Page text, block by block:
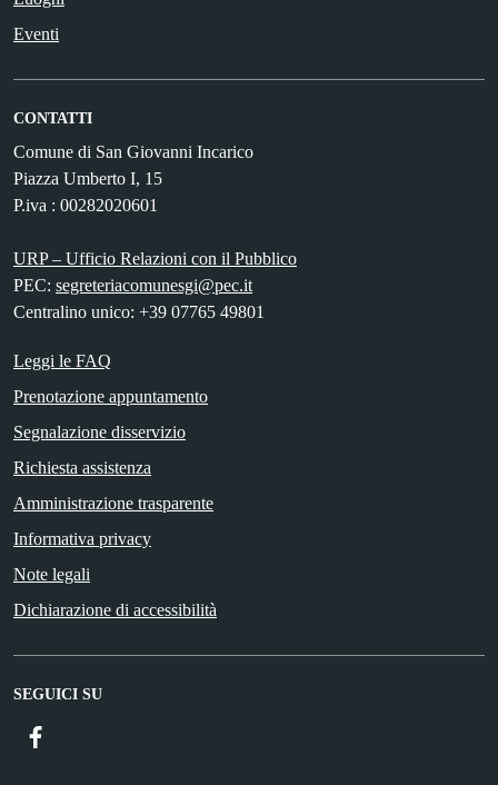
Eventi
CONTATTI
Comune di San Giovanni Incarico
Piazza Umberto I, 15
P.iva : 00282020601
URP – Ufficio Relazioni con il Pubblico
PEC: segreteriacomunesgi@pec.it
Centralino unico: +39 07765 49801
Leggi le FAQ
Prenotazione appuntamento
Segnalazione disservizio
Richiesta assistenza
Amministrazione trasparente
Informativa privacy
Note legali
Dichiarazione di accessibilità
SEGUICI SU